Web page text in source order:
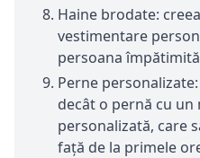
Haine brodate:
vestimentare
persoana
Perne
decât o pernă cu un
personalizată, care
față de la primele